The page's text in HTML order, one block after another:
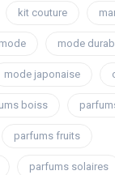
kit couture
mode mode
mode japonaise
boiss
parfums fruits
parfums solaires